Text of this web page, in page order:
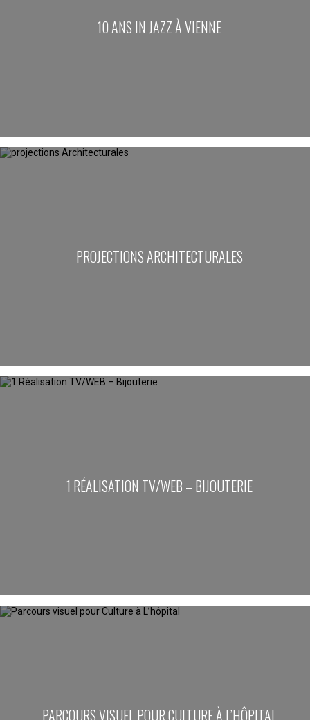
10 ANS IN JAZZ À VIENNE
PROJECTIONS ARCHITECTURALES
1 RÉALISATION TV/WEB – BIJOUTERIE
PARCOURS VISUEL POUR CULTURE À L’HÔPITAL